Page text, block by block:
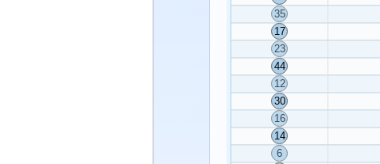
35
17
23
44
12
30
16
14
6